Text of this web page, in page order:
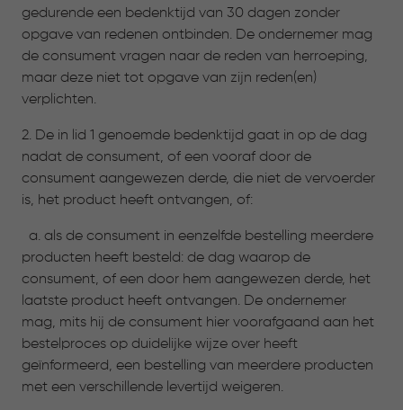
gedurende een bedenktijd van 30 dagen zonder
opgave van redenen ontbinden. De ondernemer mag
de consument vragen naar de reden van herroeping,
maar deze niet tot opgave van zijn reden(en)
verplichten.
2. De in lid 1 genoemde bedenktijd gaat in op de dag
nadat de consument, of een vooraf door de
consument aangewezen derde, die niet de vervoerder
is, het product heeft ontvangen, of:
a. als de consument in eenzelfde bestelling meerdere
producten heeft besteld: de dag waarop de
consument, of een door hem aangewezen derde, het
laatste product heeft ontvangen. De ondernemer
mag, mits hij de consument hier voorafgaand aan het
bestelproces op duidelijke wijze over heeft
geïnformeerd, een bestelling van meerdere producten
met een verschillende levertijd weigeren.